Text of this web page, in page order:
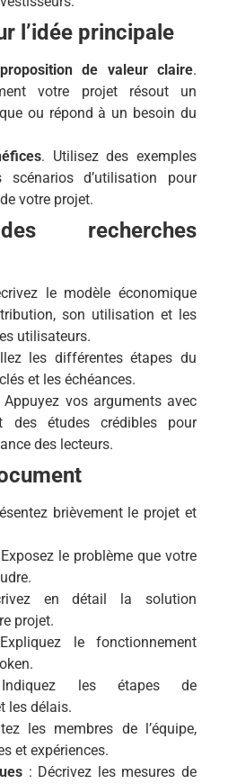
l’idée principale
de valeur claire.
votre projet résout un
ou répond à un besoin du
. Utilisez des exemples
d’utilisation pour
votre projet.
recherches
le modèle économique
son utilisation et les
utilisateurs.
les différentes étapes du
et les échéances.
Appuyez vos arguments avec
des études crédibles pour
des lecteurs.
brièvement le projet et
le problème que votre
en détail la solution
projet.
le fonctionnement
les étapes de
les délais.
les membres de l’équipe,
et expériences.
: Décrivez les mesures de